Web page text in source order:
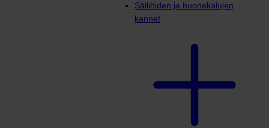
Säiliöiden ja huonekalujen
kannet